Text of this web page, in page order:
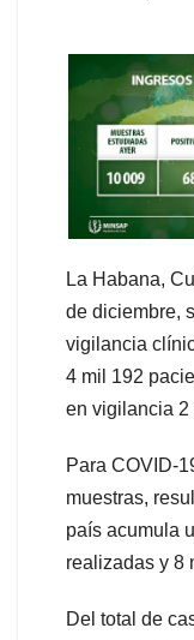
La Habana,
de diciembre,
vigilancia
4 mil 192
en vigilancia 2
Para COVID-
muestras,
país acumula
realizadas y 8
Del total de